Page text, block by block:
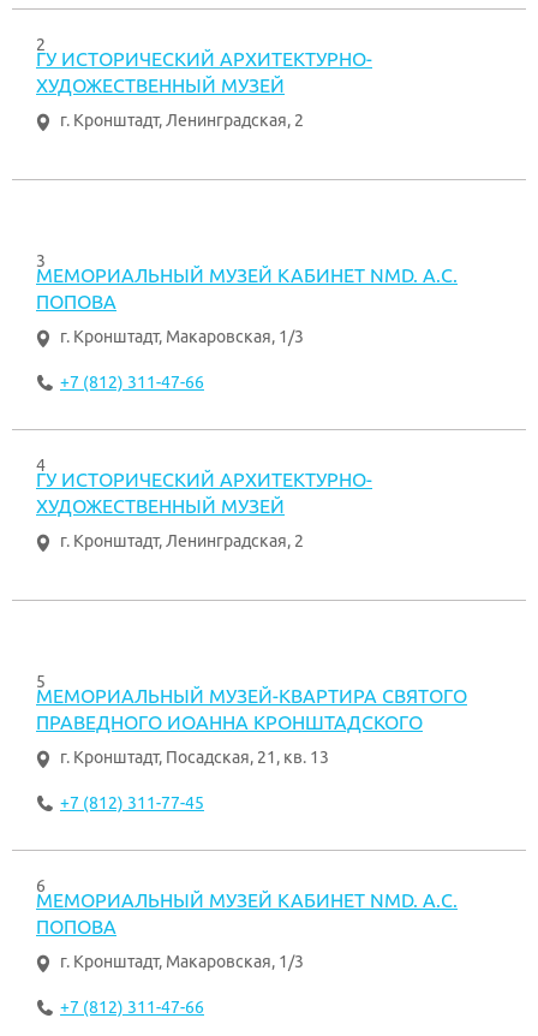
2
ГУ ИСТОРИЧЕСКИЙ АРХИТЕКТУРНО-
ХУДОЖЕСТВЕННЫЙ МУЗЕЙ
г. Кронштадт,Ленинградская, 2
3
МЕМОРИАЛЬНЫЙ МУЗЕЙ КАБИНЕТ NMD. А.С.
ПОПОВА
г. Кронштадт, Макаровская, 1/3
+7 (812) 311-47-66
4
ГУ ИСТОРИЧЕСКИЙ АРХИТЕКТУРНО-
ХУДОЖЕСТВЕННЫЙ МУЗЕЙ
г. Кронштадт,Ленинградская, 2
5
МЕМОРИАЛЬНЫЙ МУЗЕЙ-КВАРТИРА СВЯТОГО
ПРАВЕДНОГО ИОАННА КРОНШТАДСКОГО
г. Кронштадт, Посадская, 21, кв. 13
+7 (812) 311-77-45
6
МЕМОРИАЛЬНЫЙ МУЗЕЙ КАБИНЕТ NMD. А.С.
ПОПОВА
г. Кронштадт, Макаровская, 1/3
+7 (812) 311-47-66